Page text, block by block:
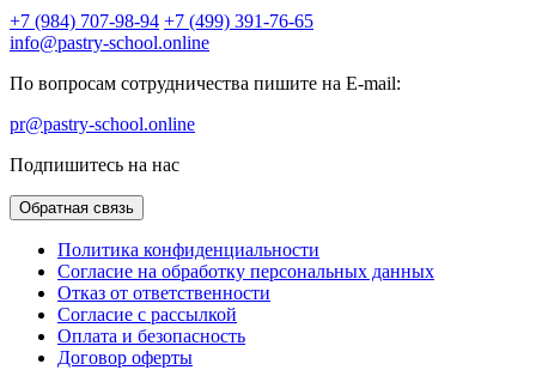
+7 (984) 707-98-94 +7 (499) 391-76-65
info@pastry-school.online
По вопросам сотрудничества пишите на E-mail:
pr@pastry-school.online
Подпишитесь на нас
Обратная связь
Политика конфиденциальности
Согласие на обработку персональных данных
Отказ от ответственности
Согласие с рассылкой
Оплата и безопасность
Договор оферты